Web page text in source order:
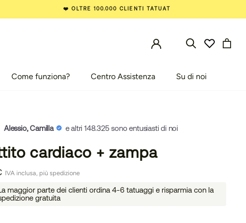
❤️ OLTRE 100.000 CLIENTI TATUAT
Come funziona? Centro Assistenza Su di noi
Alessio, Camilla e altri 148.325 sono entusiasti di noi
cardiaco + zampa
IVA inclusa, più spedizione
maggior parte dei clienti ordina 4-6 tatuaggi e risparmia con la
gratuita